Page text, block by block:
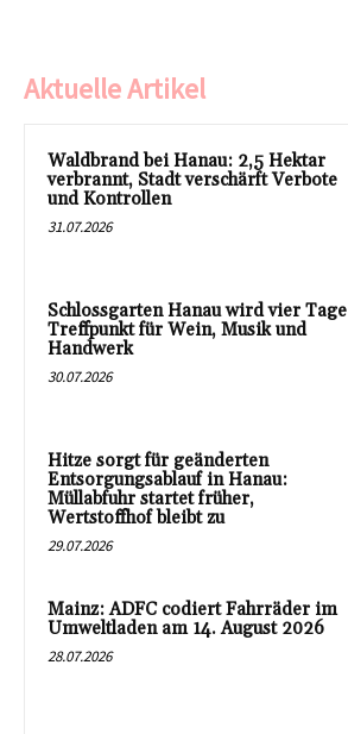
Aktuelle Artikel
Waldbrand bei Hanau: 2,5 Hektar
verbrannt, Stadt verschärft Verbote
und Kontrollen
31.07.2026
Schlossgarten Hanau wird vier Tage
Treffpunkt für Wein, Musik und
Handwerk
30.07.2026
Hitze sorgt für geänderten
Entsorgungsablauf in Hanau:
Müllabfuhr startet früher,
Wertstoffhof bleibt zu
29.07.2026
Mainz: ADFC codiert Fahrräder im
Umweltladen am 14. August 2026
28.07.2026